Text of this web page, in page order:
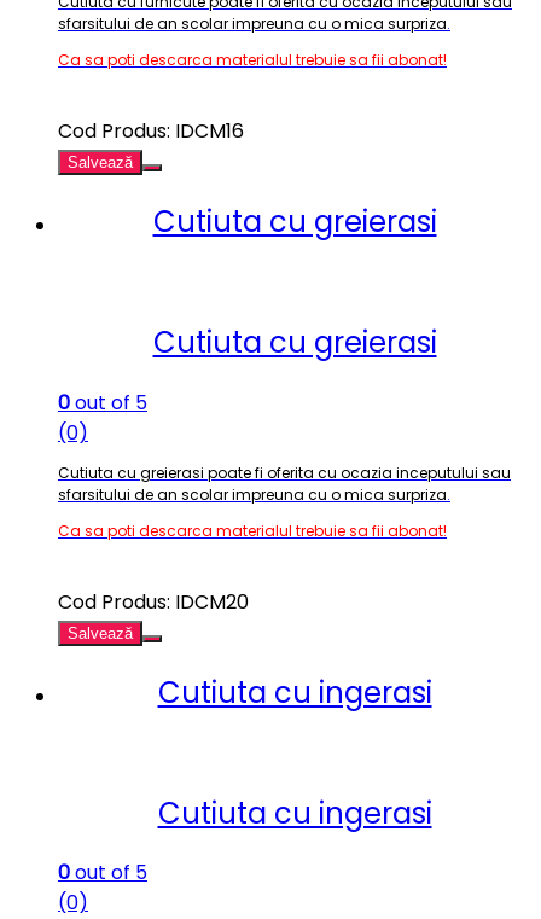
sfarsitului de an scolar impreuna cu o mica surpriza.
Ca sa poti descarca materialul trebuie sa fii abonat!
Cod Produs: IDCM16
Salvează
Cutiuta cu greierasi
Cutiuta cu greierasi
0out of 5
(0)
Cutiuta cu greierasi poate fi oferita cu ocazia inceputului sau
sfarsitului de an scolar impreuna cu o mica surpriza.
Ca sa poti descarca materialul trebuie sa fii abonat!
Cod Produs: IDCM20
Salvează
Cutiuta cu ingerasi
Cutiuta cu ingerasi
0out of 5
(0)